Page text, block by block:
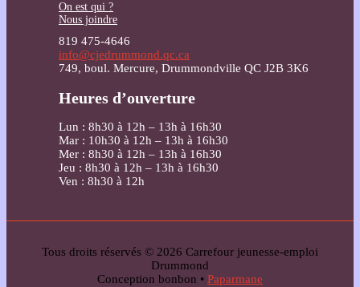
On est qui ?
Nous joindre
819 475-4646
info@cjedrummond.qc.ca
749, boul. Mercure, Drummondville QC J2B 3K6
Heures d’ouverture
Lun : 8h30 à 12h – 13h à 16h30
Mar : 10h30 à 12h – 13h à 16h30
Mer : 8h30 à 12h – 13h à 16h30
Jeu : 8h30 à 12h – 13h à 16h30
Ven : 8h30 à 12h
Tous droits réservés © 2026 Carrefour jeunesse-emploi
Drummond
Conception bonbon • Paparmane